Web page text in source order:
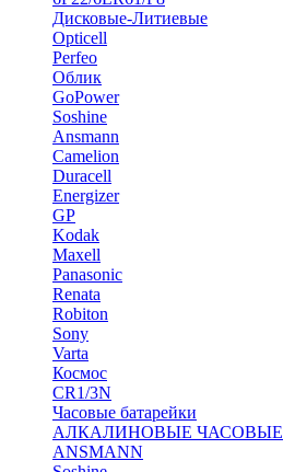
Дисковые-Литиевые
Opticell
Perfeo
Облик
GoPower
Soshine
Ansmann
Camelion
Duracell
Energizer
GP
Kodak
Maxell
Panasonic
Renata
Robiton
Sony
Varta
Космос
CR1/3N
Часовые батарейки
АЛКАЛИНОВЫЕ ЧАСОВЫЕ
ANSMANN